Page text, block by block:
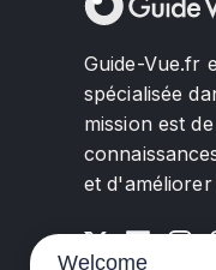
Guide-Vue.fr
spécialisée
mission est
et
Welcome